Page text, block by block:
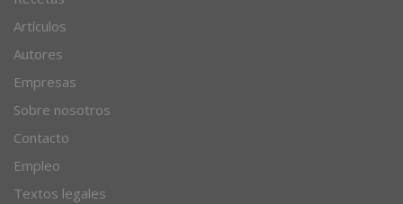
Artículos
Autores
Empresas
Sobre nosotros
Contacto
Empleo
Textos legales